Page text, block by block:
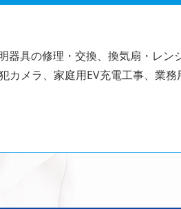
器具の修理・交換、換気扇・レン
カメラ、家庭用EV充電工事、業務